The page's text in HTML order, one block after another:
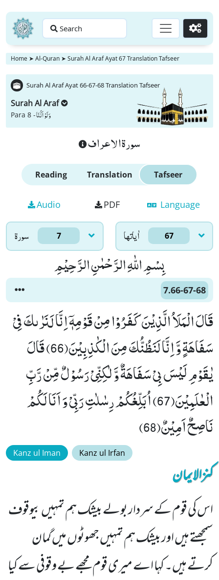
Search Go
Home ➤ Al-Quran ➤ Surah Al Araf Ayat 67 Translation Tafseer
Surah Al Araf Ayat 66-67-68 Translation Tafseer
Surah Al Araf
Para 8 -وَ لَوْ اَنَّنَا
سورة الاعراف
Reading Translation Tafseer
Audio PDF Language
سورۃ 7 اٰياتها 67
بِسْمِ اللّٰهِ الرَّحْمٰنِ الرَّحِیْمِ
7.66-67-68
قَالَ الْمَلَاُ الَّذِیْنَ كَفَرُوْا مِنْ قَوْمِهٖۤ اِنَّا لَنَرٰىكَ فِیْ
سَفَاهَةٍ وَّ اِنَّا لَنَظُنُّكَ مِنَ الْكٰذِبِیْنَ(66) قَالَ
یٰقَوْمِ لَیْسَ بِیْ سَفَاهَةٌ وَّ لٰكِنِّیْ رَسُوْلٌ مِّنْ رَّبِّ
الْعٰلَمِیْنَ(67) اُبَلِّغُكُمْ رِسٰلٰتِ رَبِّیْ وَ اَنَا لَكُمْ
نَاصِحٌ اَمِیْنٌ(68)
Kanz ul Iman Kanz ul Irfan
کنزالایمان
اس کی قوم کے سردار بولے بیشک ہم تمہیں بیوقوف
سمجھتے ہیں اور بیشک ہم تمہیں جھوٹوں میں گمان
کرتے ہیں۔ کہا اے میری قوم مجھے بے وقوفی سے کیا